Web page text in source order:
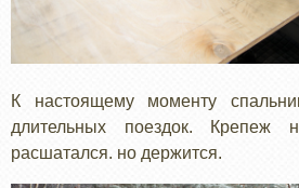
К настоящему моменту
длительных поездок. Крепеж
расшатался. но держится.